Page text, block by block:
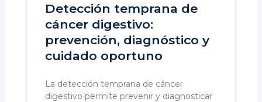
Detección temprana de
cáncer digestivo:
prevención, diagnóstico y
cuidado oportuno
La detección temprana de cáncer
digestivo permite prevenir y diagnosticar